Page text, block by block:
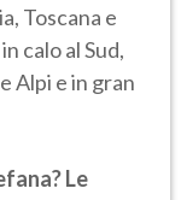
Toscana e
calo al Sud,
Alpi e in gran
Le